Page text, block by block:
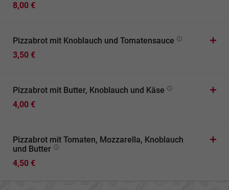
8,00 €
Pizzabrot mit Knoblauch und Tomatensauce
3,50 €
Pizzabrot mit Butter, Knoblauch und Käse
4,00 €
Pizzabrot mit Tomaten, Mozzarella, Knoblauch
und Butter
4,50 €